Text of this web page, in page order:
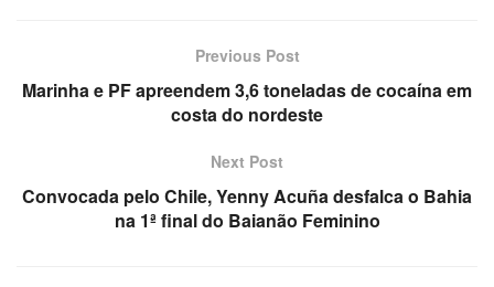
Previous Post
Marinha e PF apreendem 3,6 toneladas de cocaína em
costa do nordeste
Next Post
Convocada pelo Chile, Yenny Acuña desfalca o Bahia
na 1ª final do Baianão Feminino